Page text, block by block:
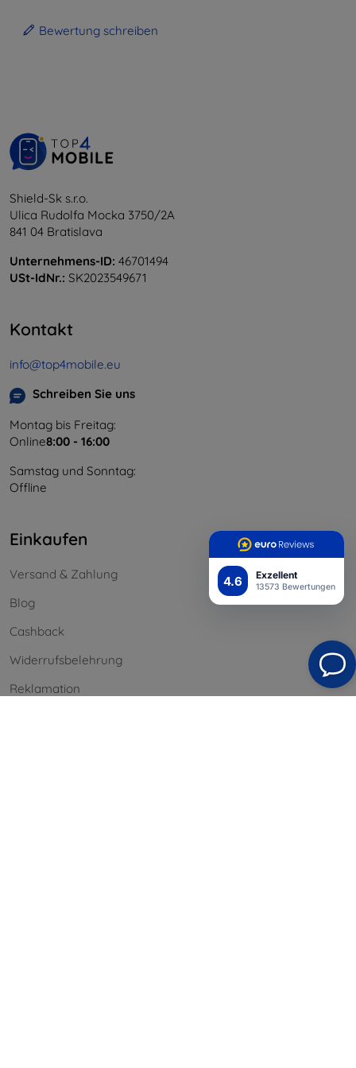
4.6 Exzellent
13573 Bewertungen
Bewertung schreiben
Shield-Sk s.r.o.
Ulica Rudolfa Mocka 3750/2A
841 04 Bratislava
Unternehmens-ID: 46701494
USt-IdNr.: SK2023549671
Kontakt
info@top4mobile.eu
Schreiben Sie uns
Montag bis Freitag:
Online8:00 - 16:00
Samstag und Sonntag:
Offline
Einkaufen
Versand & Zahlung
Blog
Cashback
Widerrufsbelehrung
Reklamation